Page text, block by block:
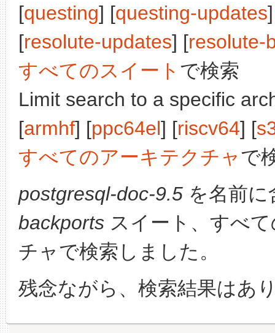
[questing] [questing-updates
[resolute-updates] [resolute-
すべてのスイート で検索
Limit search to a specific
[armhf] [ppc64el] [riscv64] [
すべてのアーキテクチャで
postgresql-doc-9.5 を名前
backports スイート、すべ
チャで検索しました。
残念ながら、検索結果はあ